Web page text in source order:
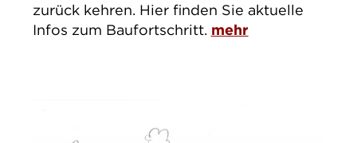
zurück kehren. Hier finden Sie aktuelle
Infos zum Baufortschritt. mehr